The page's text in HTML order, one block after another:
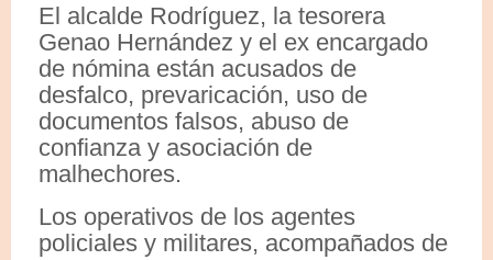
El alcalde Rodríguez, la tesorera
Genao Hernández y el ex encargado
de nómina están acusados de
desfalco, prevaricación, uso de
documentos falsos, abuso de
confianza y asociación de
malhechores.
Los operativos de los agentes
policiales y militares, acompañados de